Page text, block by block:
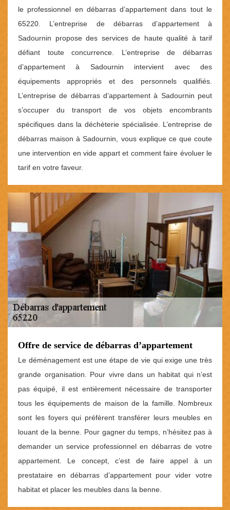
le professionnel en débarras d’appartement dans tout le
65220. L’entreprise de débarras d’appartement à
Sadournin propose des services de haute qualité à tarif
défiant toute concurrence. L’entreprise de débarras
d’appartement à Sadournin intervient avec des
équipements appropriés et des personnels qualifiés.
L’entreprise de débarras d’appartement à Sadournin peut
s’occuper du transport de vos objets encombrants
spécifiques dans la déchèterie spécialisée. L’entreprise de
débarras maison à Sadournin, vous explique ce que coute
une intervention en vide appart et comment faire évoluer le
tarif en votre faveur.
Offre de service de débarras d’appartement
Le déménagement est une étape de vie qui exige une très
grande organisation. Pour vivre dans un habitat qui n’est
pas équipé, il est entièrement nécessaire de transporter
tous les équipements de maison de la famille. Nombreux
sont les foyers qui préfèrent transférer leurs meubles en
louant de la benne. Pour gagner du temps, n’hésitez pas à
demander un service professionnel en débarras de votre
appartement. Le concept, c’est de faire appel à un
prestataire en débarras d’appartement pour vider votre
habitat et placer les meubles dans la benne.